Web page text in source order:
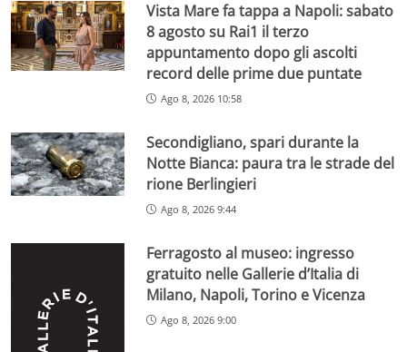
Vista Mare fa tappa a Napoli: sabato
8 agosto su Rai1 il terzo
appuntamento dopo gli ascolti
record delle prime due puntate
Ago 8, 2026 10:58
Secondigliano, spari durante la
Notte Bianca: paura tra le strade del
rione Berlingieri
Ago 8, 2026 9:44
Ferragosto al museo: ingresso
gratuito nelle Gallerie d’Italia di
Milano, Napoli, Torino e Vicenza
Ago 8, 2026 9:00